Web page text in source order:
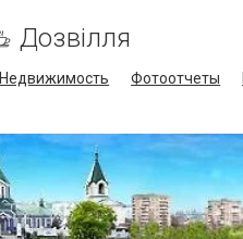
Дозвілля
Недвижимость Фотоотчеты